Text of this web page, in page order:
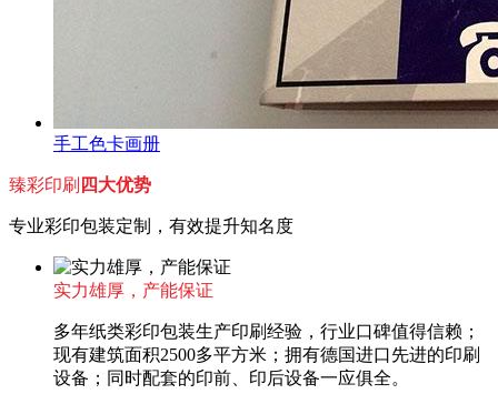
手工色卡画册
臻彩印刷 四大优势
专业彩印包装定制，有效提升知名度
实力雄厚，产能保证
多年纸类彩印包装生产印刷经验，行业口碑值得信赖；
现有建筑面积2500多平方米；拥有德国进口先进的印刷
设备；同时配套的印前、印后设备一应俱全。